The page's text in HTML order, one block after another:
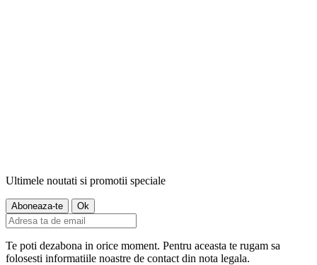
Ultimele noutati si promotii speciale
Te poti dezabona in orice moment. Pentru aceasta te rugam sa
folosesti informatiile noastre de contact din nota legala.